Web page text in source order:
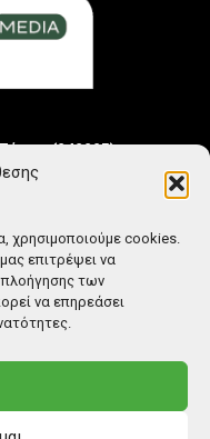
χρησιμοποιούμε cookies.
επιτρέψει να
των
να επηρεάσει
(242225)